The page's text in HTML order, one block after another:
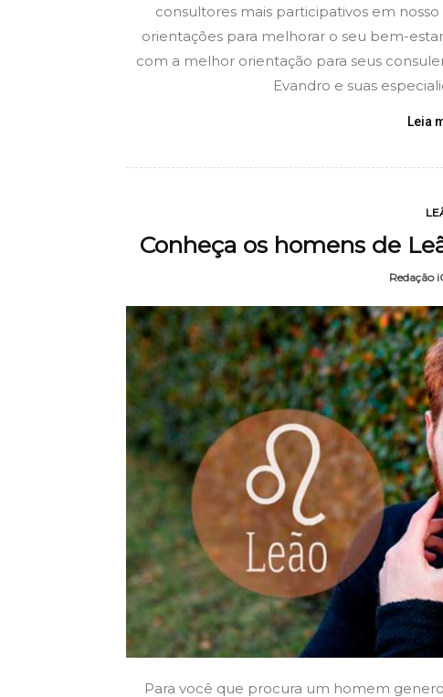
consultores mais participativos em
orientações para melhorar o seu bem-
com a melhor orientação para seus
Evandro e suas
Leia
Conheça os homens de
Redação
Para você que procura um homem